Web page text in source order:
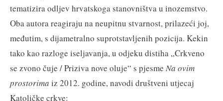
tematizira odljev hrvatskoga stanovništva u inozemstvo.
Oba autora reagiraju na neupitnu stvarnost, prilazeći joj,
međutim, s dijametralno suprotstavljenih pozicija. Kekin
tako kao razloge iseljavanja, u odjeku distiha „Crkveno
se zvono čuje / Priziva nove oluje“ s pjesme Na ovim
prostorima iz 2012. godine, navodi društveni utjecaj
Katoličke crkve: